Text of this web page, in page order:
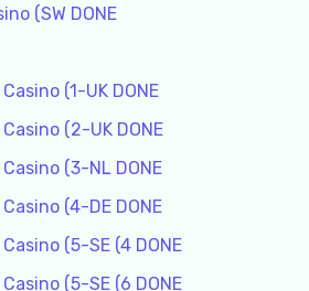
(SW DONE
(1-UK DONE
(2-UK DONE
(3-NL DONE
(4-DE DONE
(5-SE (4 DONE
(5-SE (6 DONE